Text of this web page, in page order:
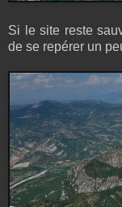
Si le site reste
de se repérer un